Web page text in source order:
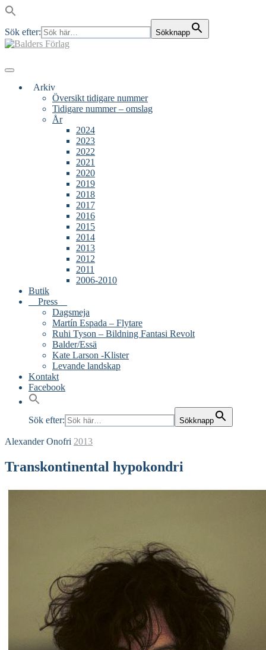
Sök efter: Sökknapp
Skip
Menu
Arkiv
Översikt tidigare nummer
Tidigare nummer – omslag
År
2024
2023
2022
2021
2020
2019
2018
2017
2016
2015
2014
2013
2012
2011
2006-2010
Butik
Press
Dagsmeja
Martín Espada – Flytare
Ruhi Tyson – Bildning Fantasi Revolt
Balder/Essä
Kate Larson -Klister
Levande landskap
Kontakt
Facebook
Sök efter: Sökknapp
Alexander Onofri 2013
Transkontinental hypokondri